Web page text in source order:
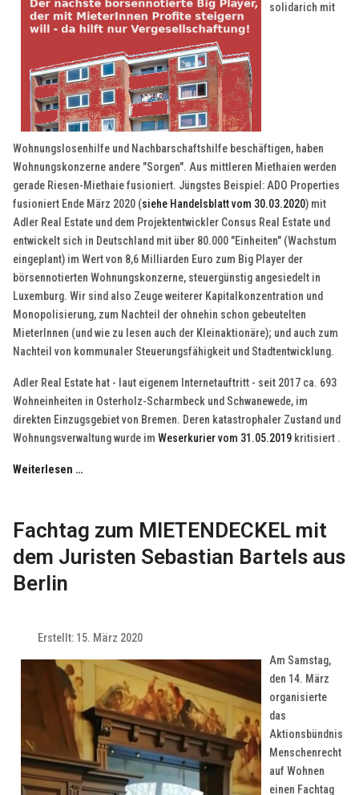
solidarich mit
Wohnungslosenhilfe und Nachbarschaftshilfe beschäftigen, haben
Wohnungskonzerne andere "Sorgen". Aus mittleren Miethaien werden
gerade Riesen-Miethaie fusioniert. Jüngstes Beispiel: ADO Properties
fusioniert Ende März 2020 (siehe Handelsblatt vom 30.03.2020) mit
Adler Real Estate und dem Projektentwickler Consus Real Estate und
entwickelt sich in Deutschland mit über 80.000 "Einheiten" (Wachstum
eingeplant) im Wert von 8,6 Milliarden Euro zum Big Player der
börsennotierten Wohnungskonzerne, steuergünstig angesiedelt in
Luxemburg. Wir sind also Zeuge weiterer Kapitalkonzentration und
Monopolisierung, zum Nachteil der ohnehin schon gebeutelten
MieterInnen (und wie zu lesen auch der Kleinaktionäre); und auch zum
Nachteil von kommunaler Steuerungsfähigkeit und Stadtentwicklung.
Adler Real Estate hat - laut eigenem Internetauftritt - seit 2017 ca. 693
Wohneinheiten in Osterholz-Scharmbeck und Schwanewede, im
direkten Einzugsgebiet von Bremen. Deren katastrophaler Zustand und
Wohnungsverwaltung wurde imWeserkurier vom 31.05.2019 kritisiert .
Weiterlesen …
Fachtag zum MIETENDECKEL mit
dem Juristen Sebastian Bartels aus
Berlin
Erstellt: 15. März 2020
Am Samstag,
den 14. März
organisierte
das
Aktionsbündnis
Menschenrecht
auf Wohnen
einen Fachtag